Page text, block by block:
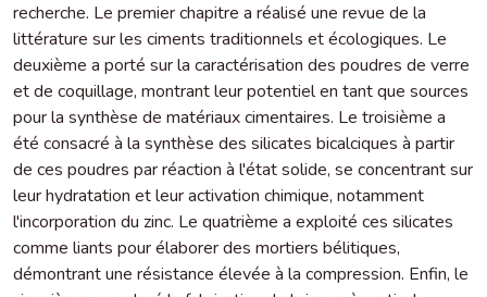
recherche. Le premier chapitre a réalisé une revue de la
littérature sur les ciments traditionnels et écologiques. Le
deuxième a porté sur la caractérisation des poudres de verre
et de coquillage, montrant leur potentiel en tant que sources
pour la synthèse de matériaux cimentaires. Le troisième a
été consacré à la synthèse des silicates bicalciques à partir
de ces poudres par réaction à l'état solide, se concentrant sur
leur hydratation et leur activation chimique, notamment
l'incorporation du zinc. Le quatrième a exploité ces silicates
comme liants pour élaborer des mortiers bélitiques,
démontrant une résistance élevée à la compression. Enfin, le